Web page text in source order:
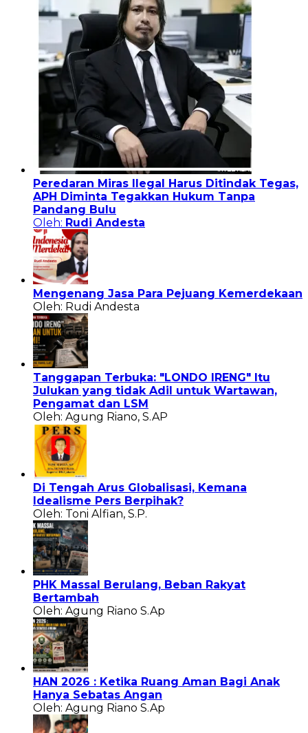
Peredaran Miras Ilegal Harus Ditindak Tegas,
APH Diminta Tegakkan Hukum Tanpa
Pandang Bulu
Oleh: Rudi Andesta
Mengenang Jasa Para Pejuang Kemerdekaan
Oleh: Rudi Andesta
Tanggapan Terbuka: "LONDO IRENG" Itu
Julukan yang tidak Adil untuk Wartawan,
Pengamat dan LSM
Oleh: Agung Riano, S.AP
Di Tengah Arus Globalisasi, Kemana
Idealisme Pers Berpihak?
Oleh: Toni Alfian, S.P.
PHK Massal Berulang, Beban Rakyat
Bertambah
Oleh: Agung Riano S.Ap
HAN 2026 : Ketika Ruang Aman Bagi Anak
Hanya Sebatas Angan
Oleh: Agung Riano S.Ap